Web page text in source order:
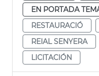
EN PORTADA
RESTAURACIÓ
REIAL SENYERA
LICITACIÓN